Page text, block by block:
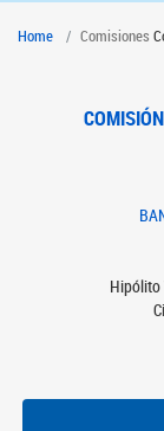
Home Comisiones
Hipólito